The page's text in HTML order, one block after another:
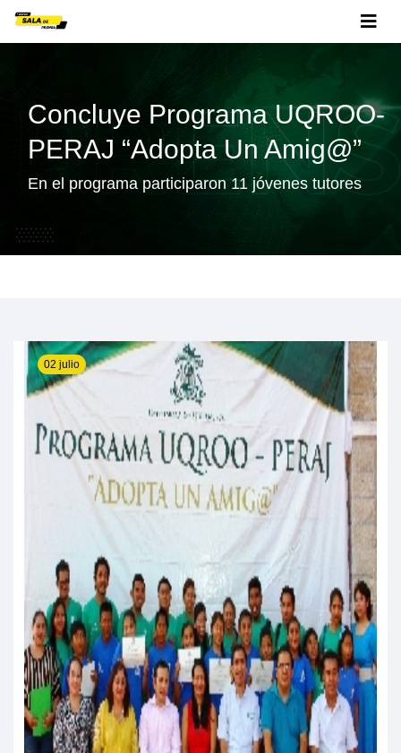
Concluye Programa UQROO-
PERAJ “Adopta Un Amig@”
En el programa participaron 11 jóvenes tutores
02 julio